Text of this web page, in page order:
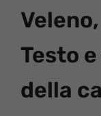
Veleno,
Testo
della